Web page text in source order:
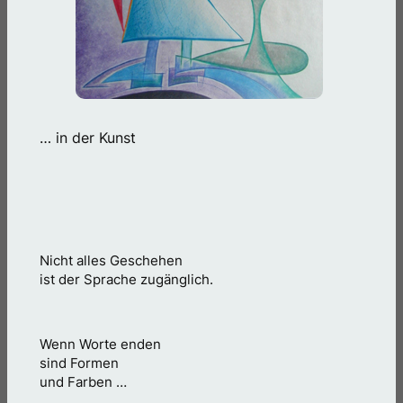
… in der Kunst
Nicht alles Geschehen
ist der Sprache zugänglich.
Wenn Worte enden
sind Formen
und Farben …